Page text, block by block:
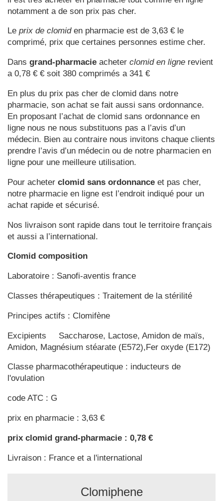
notamment a de son prix pas cher.
Le prix de clomiden pharmacie est de 3,63 € le
comprimé, prix que certaines personnes estime cher.
Dans grand-pharmacie acheter clomid en ligne revient
a 0,78 € € soit 380 comprimés a 341 €
En plus du prix pas cher de clomid dans notre
pharmacie, son achat se fait aussi sans ordonnance.
En proposant l’achat de clomid sans ordonnance en
ligne nous ne nous substituons pas a l’avis d’un
médecin. Bien au contraire nous invitons chaque clients
prendre l’avis d’un médecin ou de notre pharmacien en
ligne pour une meilleure utilisation.
Pour acheter clomid sans ordonnance et pas cher,
notre pharmacie en ligne est l’endroit indiqué pour un
achat rapide et sécurisé.
Nos livraison sont rapide dans tout le territoire français
et aussi a l’international.
Clomid composition
Laboratoire : Sanofi-aventis france
Classes thérapeutiques : Traitement de la stérilité
Principes actifs : Clomifène
Excipients Saccharose, Lactose, Amidon de maïs,
Amidon, Magnésium stéarate (E572),Fer oxyde (E172)
Classe pharmacothérapeutique : inducteurs de
l'ovulation
code ATC : G
prix en pharmacie : 3,63 €
prix clomid grand-pharmacie : 0,78 €
Livraison : France et a l'international
Clomiphene